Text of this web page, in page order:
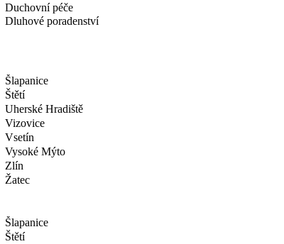
Duchovní péče
Dluhové poradenství
Šlapanice
Štětí
Uherské Hradiště
Vizovice
Vsetín
Vysoké Mýto
Zlín
Žatec
Šlapanice
Štětí